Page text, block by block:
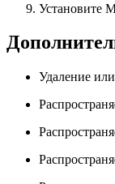
Установите
Удаление